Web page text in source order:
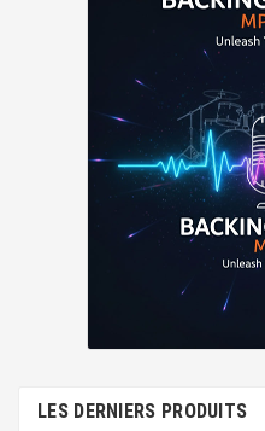
LES DERNIERS PRODUITS